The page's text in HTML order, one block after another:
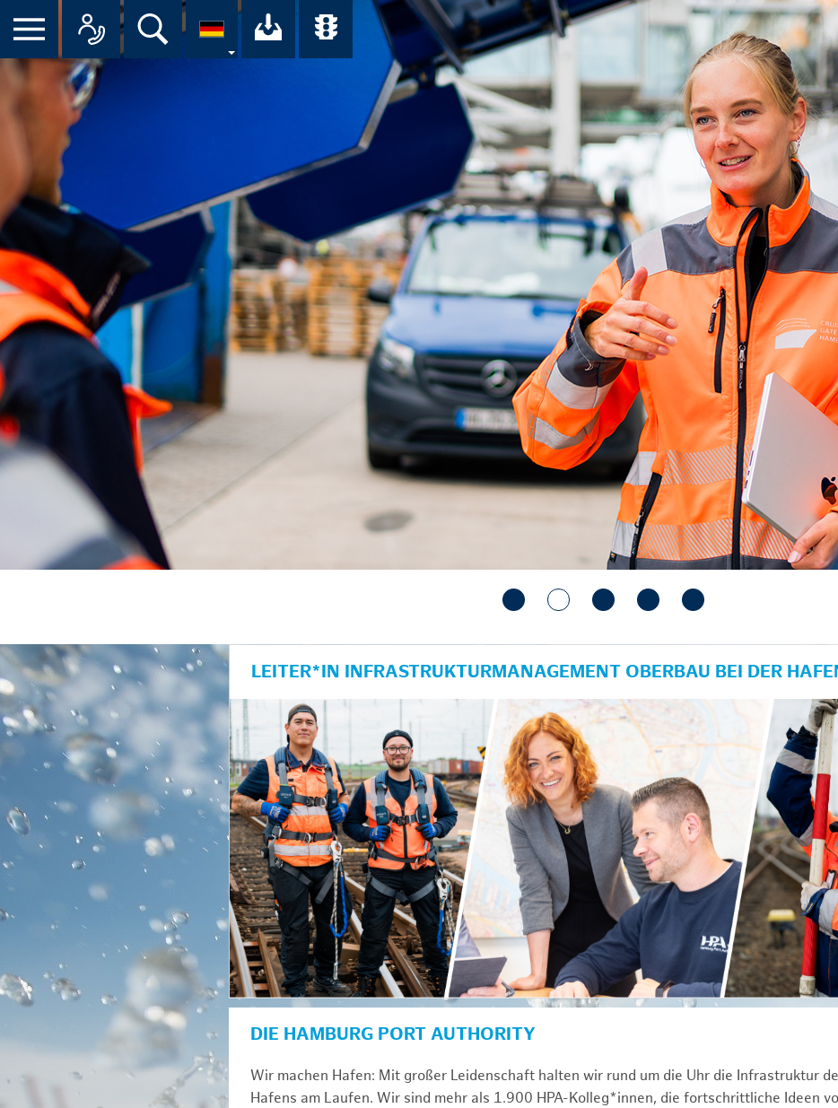
Suche Ihr Download-Center der HPA
Übersicht aller Verkehrsmeldungen im Hafen am
LEITER*IN INFRASTRUKTURMANAGEMENT OBERBAU BEI DER
DIE HAMBURG PORT AUTHORITY
Wir machen Hafen: Mit großer Leidenschaft halten wir rund um die Uhr die Infrastruktur
Hafens am Laufen. Wir sind mehr als 1.900 HPA-Kolleg*innen, die fortschrittliche Ideen